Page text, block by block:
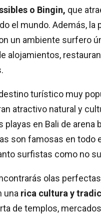
o Bingin, que
el mundo. Además, la
un ambiente surfero
alojamientos,
turístico muy
atractivo natural y
playas en Bali de arena
son famosas en todo
surfistas como no
olas
una rica cultura y
de templos,